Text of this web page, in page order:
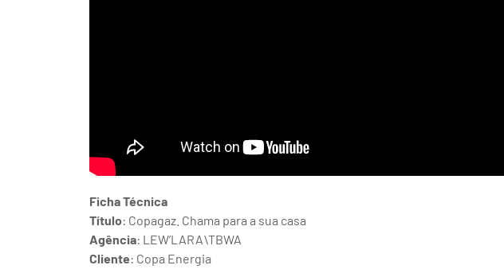
Ficha Técnica
Título: Copagaz. Chama para a sua casa
Agência: LEW’LARA\TBWA
Cliente: Copa Energia